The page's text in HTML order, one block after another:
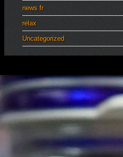
news fr
relax
Uncategorized